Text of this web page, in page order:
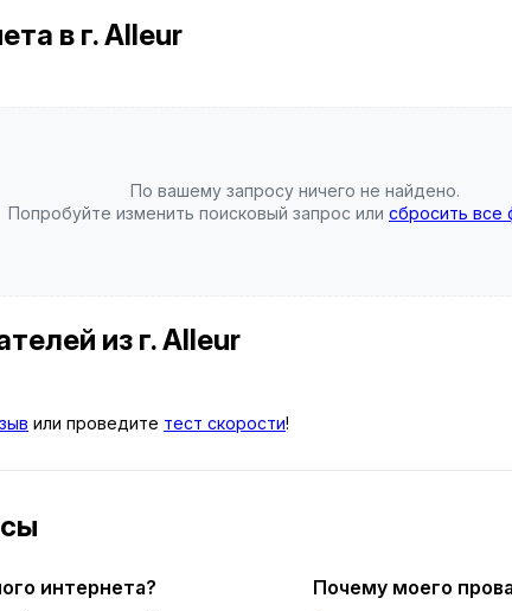
в г. Alleur
По вашему запросу ничего не найдено.
Попробуйте изменить поисковый запрос или сбросить все
из г. Alleur
или проведите тест скорости!
интернета? Почему моего